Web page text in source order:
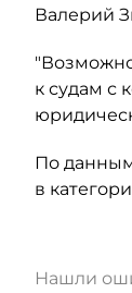
Валерий
к судам с
По
в
Нашли